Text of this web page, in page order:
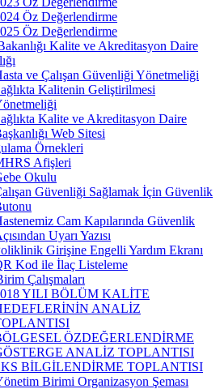
Öz Değerlendirme
Öz Değerlendirme
Kalite ve Akreditasyon Daire
ve Çalışan Güvenliği Yönetmeliği
Kalitenin Geliştirilmesi
Kalite ve Akreditasyon Daire
Web Sitesi
Örnekleri
Afişleri
Okulu
Güvenliği Sağlamak İçin Güvenlik
Cam Kapılarında Güvenlik
Uyarı Yazısı
Girişine Engelli Yardım Ekranı
Kod ile İlaç Listeleme
Çalışmaları
YILI BÖLÜM KALİTE
ANALİZ
ÖZDEĞERLENDİRME
ANALİZ TOPLANTISI
BİLGİLENDİRME TOPLANTISI
Birimi Organizasyon Şeması